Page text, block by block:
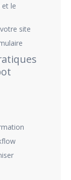
et le
site